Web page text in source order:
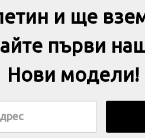
и ще
първи
Нови модели!